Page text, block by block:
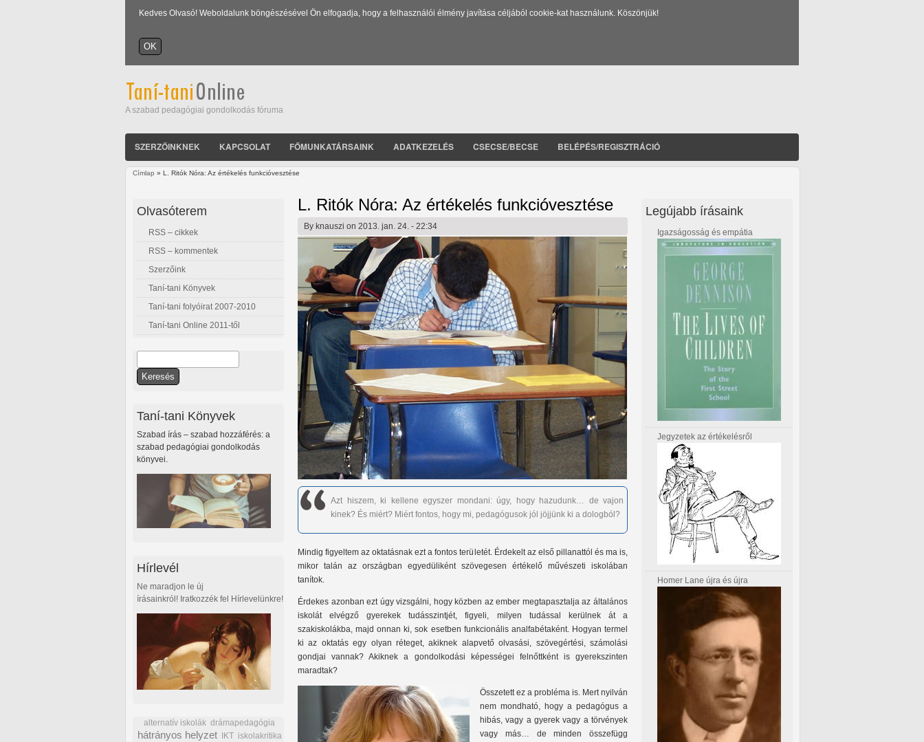
Kedves Olvasó! Weboldalunk böngészésével Ön elfogadja, hogy a felhasználói élmény javítása céljából cookie-kat használunk. Köszönjük!
A szabad pedagógiai gondolkodás fóruma
SZERZŐINKNEK KAPCSOLAT FŐMUNKATÁRSAINK ADATKEZELÉS CSECSE/BECSE BELÉPÉS/REGISZTRÁCIÓ
Címlap » L. Ritók Nóra: Az értékelés funkcióvesztése
L. Ritók Nóra: Az értékelés funkcióvesztése
By knauszi on 2013. jan. 24. - 22:34
Azt hiszem, ki kellene egyszer mondani: úgy, hogy hazudunk… de vajon
kinek? És miért? Miért fontos, hogy mi, pedagógusok jól jöjjünk ki a dologból?
Mindig figyeltem az oktatásnak ezt a fontos területét. Érdekelt az első pillanattól és ma is,
mikor talán az országban egyedüliként szövegesen értékelő művészeti iskolában
tanítok.
Érdekes azonban ezt úgy vizsgálni, hogy közben az ember megtapasztalja az általános
iskolát elvégző gyerekek tudásszintjét, figyeli, milyen tudással kerülnek át a
szakiskolákba, majd onnan ki, sok esetben funkcionális analfabétaként. Hogyan termel
ki az oktatás egy olyan réteget, akiknek alapvető olvasási, szövegértési, számolási
gondjai vannak? Akiknek a gondolkodási képességei felnőttként is gyerekszinten
maradtak?
Összetett ez a probléma is. Mert nyilván
nem mondható, hogy a pedagógus a
hibás, vagy a gyerek vagy a törvények
vagy más… de minden összefügg
Olvasóterem
RSS – cikkek
RSS – kommentek
Szerzőink
Taní-tani Könyvek
Taní-tani folyóirat 2007-2010
Taní-tani Online 2011-től
Keresés űrlap
Taní-tani Könyvek
Szabad írás – szabad hozzáférés: a
szabad pedagógiai gondolkodás
könyvei.
Hírlevél
Ne maradjon le új
írásainkról! Iratkozzék fel Hírlevelünkre!
alternatív iskolák drámapedagógia
hátrányos helyzet IKT iskolakritika
Legújabb írásaink
Igazságosság és empátia
Jegyzetek az értékelésről
Homer Lane újra és újra